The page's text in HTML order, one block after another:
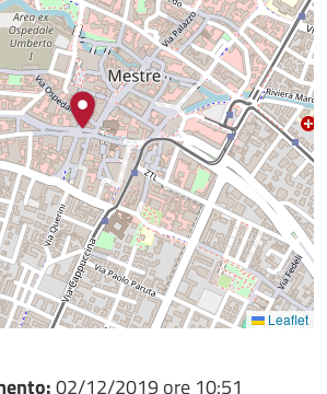
Leaflet
02/12/2019 ore 10:51